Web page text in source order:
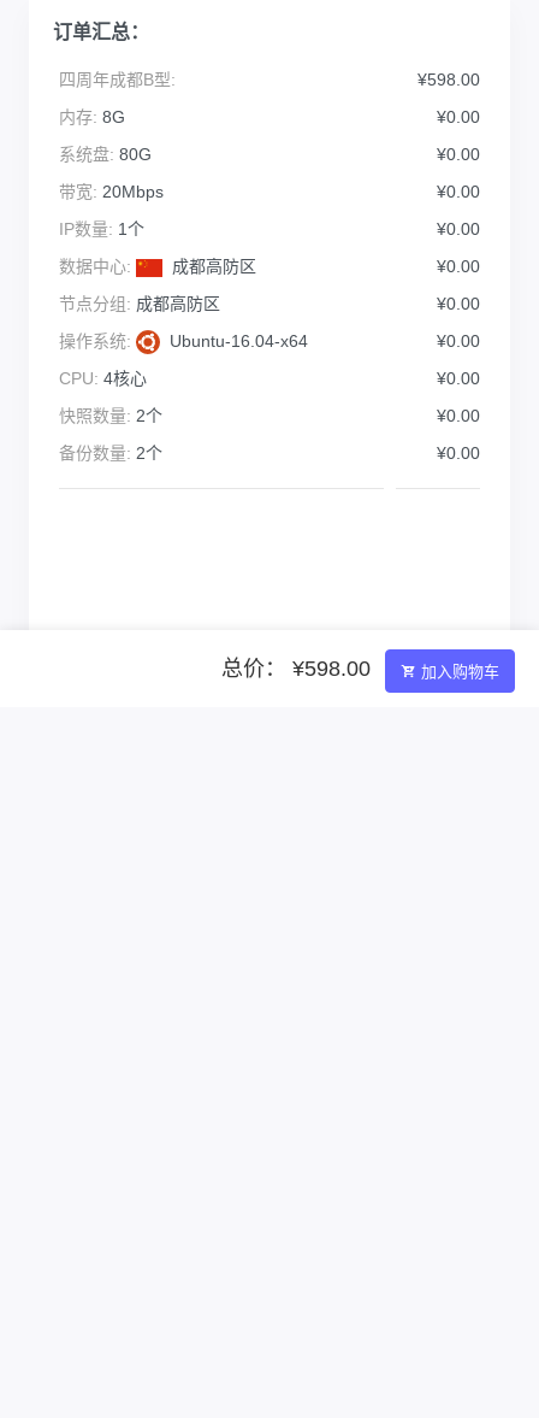
订单汇总：
四周年成都B型:
¥598.00
内存: 8G
¥0.00
系统盘: 80G
¥0.00
带宽: 20Mbps
¥0.00
IP数量: 1个
¥0.00
数据中心:
成都高防区
¥0.00
节点分组: 成都高防区
¥0.00
操作系统:
Ubuntu-16.04-x64
¥0.00
CPU: 4核心
¥0.00
快照数量: 2个
¥0.00
备份数量: 2个 ¥0.00
总价： ¥598.00 加入购物车